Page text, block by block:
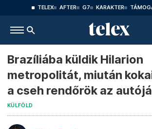
TELEX AFTER G7 KARAKTER
Brazíliába küldik Hilarion
metropolitát, miután
a cseh rendőrök az
KÜLFÖLD